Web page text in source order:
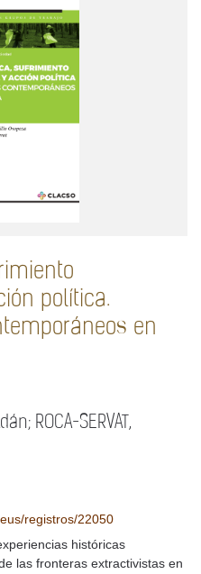
política.
en
ROCA-SERVAT,
registros/22050
históricas
las fronteras extractivistas en